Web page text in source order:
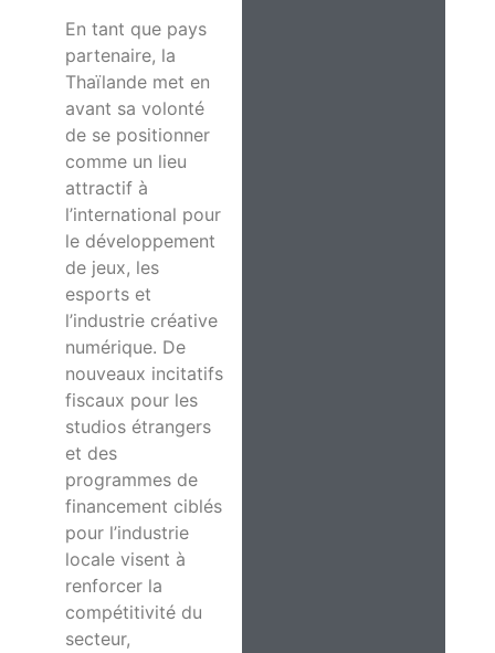
En tant que pays
partenaire, la
Thaïlande met en
avant sa volonté
de se positionner
comme un lieu
attractif à
l’international pour
le développement
de jeux, les
esports et
l’industrie créative
numérique. De
nouveaux incitatifs
fiscaux pour les
studios étrangers
et des
programmes de
financement ciblés
pour l’industrie
locale visent à
renforcer la
compétitivité du
secteur,